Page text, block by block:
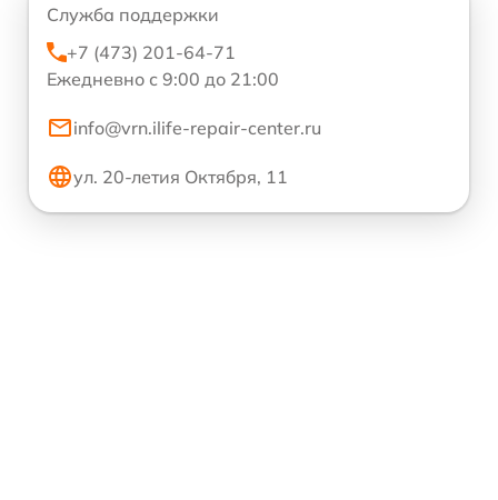
Служба поддержки
+7 (473) 201-64-71
Ежедневно с 9:00 до 21:00
info@vrn.ilife-repair-center.ru
ул. 20-летия Октября, 11